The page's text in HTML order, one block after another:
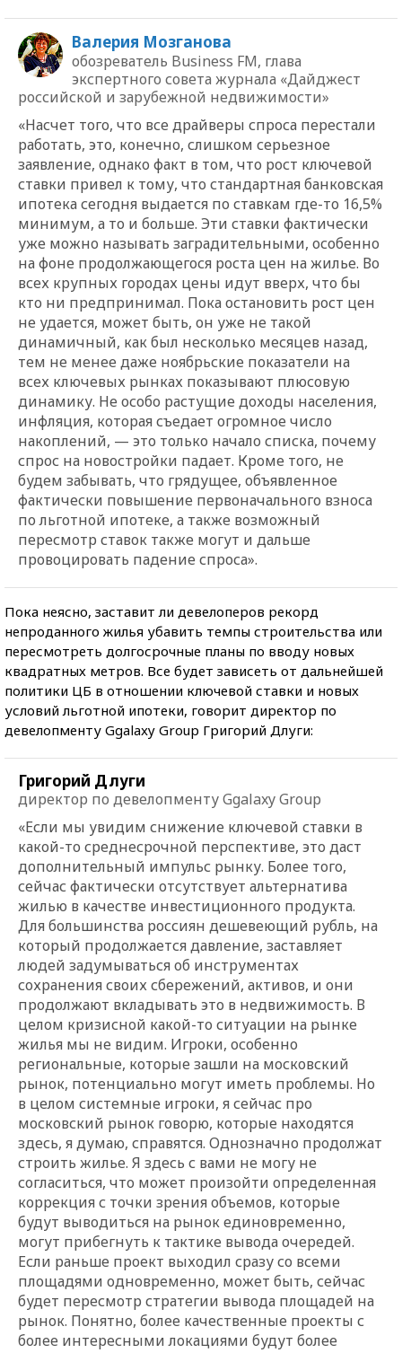
Валерия Мозганова
обозреватель Business FM, глава
экспертного совета журнала «Дайджест
российской и зарубежной недвижимости»
«Насчет того, что все драйверы спроса перестали
работать, это, конечно, слишком серьезное
заявление, однако факт в том, что рост ключевой
ставки привел к тому, что стандартная банковская
ипотека сегодня выдается по ставкам где-то 16,5%
минимум, а то и больше. Эти ставки фактически
уже можно называть заградительными, особенно
на фоне продолжающегося роста цен на жилье. Во
всех крупных городах цены идут вверх, что бы
кто ни предпринимал. Пока остановить рост цен
не удается, может быть, он уже не такой
динамичный, как был несколько месяцев назад,
тем не менее даже ноябрьские показатели на
всех ключевых рынках показывают плюсовую
динамику. Не особо растущие доходы населения,
инфляция, которая съедает огромное число
накоплений, — это только начало списка, почему
спрос на новостройки падает. Кроме того, не
будем забывать, что грядущее, объявленное
фактически повышение первоначального взноса
по льготной ипотеке, а также возможный
пересмотр ставок также могут и дальше
провоцировать падение спроса».
Пока неясно, заставит ли девелоперов рекорд
непроданного жилья убавить темпы строительства или
пересмотреть долгосрочные планы по вводу новых
квадратных метров. Все будет зависеть от дальнейшей
политики ЦБ в отношении ключевой ставки и новых
условий льготной ипотеки, говорит директор по
девелопменту Ggalaxy Group Григорий Длуги:
Григорий Длуги
директор по девелопменту Ggalaxy Group
«Если мы увидим снижение ключевой ставки в
какой-то среднесрочной перспективе, это даст
дополнительный импульс рынку. Более того,
сейчас фактически отсутствует альтернатива
жилью в качестве инвестиционного продукта.
Для большинства россиян дешевеющий рубль, на
который продолжается давление, заставляет
людей задумываться об инструментах
сохранения своих сбережений, активов, и они
продолжают вкладывать это в недвижимость. В
целом кризисной какой-то ситуации на рынке
жилья мы не видим. Игроки, особенно
региональные, которые зашли на московский
рынок, потенциально могут иметь проблемы. Но
в целом системные игроки, я сейчас про
московский рынок говорю, которые находятся
здесь, я думаю, справятся. Однозначно продолжат
строить жилье. Я здесь с вами не могу не
согласиться, что может произойти определенная
коррекция с точки зрения объемов, которые
будут выводиться на рынок единовременно,
могут прибегнуть к тактике вывода очередей.
Если раньше проект выходил сразу со всеми
площадями одновременно, может быть, сейчас
будет пересмотр стратегии вывода площадей на
рынок. Понятно, более качественные проекты с
более интересными локациями будут более